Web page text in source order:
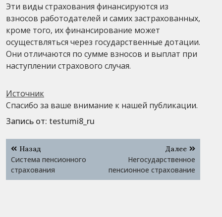
Эти виды страхования финансируются из
взносов работодателей и самих застрахованных,
кроме того, их финансирование может
осуществляться через государственные дотации.
Они отличаются по сумме взносов и выплат при
наступлении страхового случая.
Источник
Спасибо за ваше внимание к нашей публикации.
Запись от: testumi8_ru
Навигация
по
записям
Назад
Система пенсионного
страхования
Далее
Негосударственное
пенсионное страхование